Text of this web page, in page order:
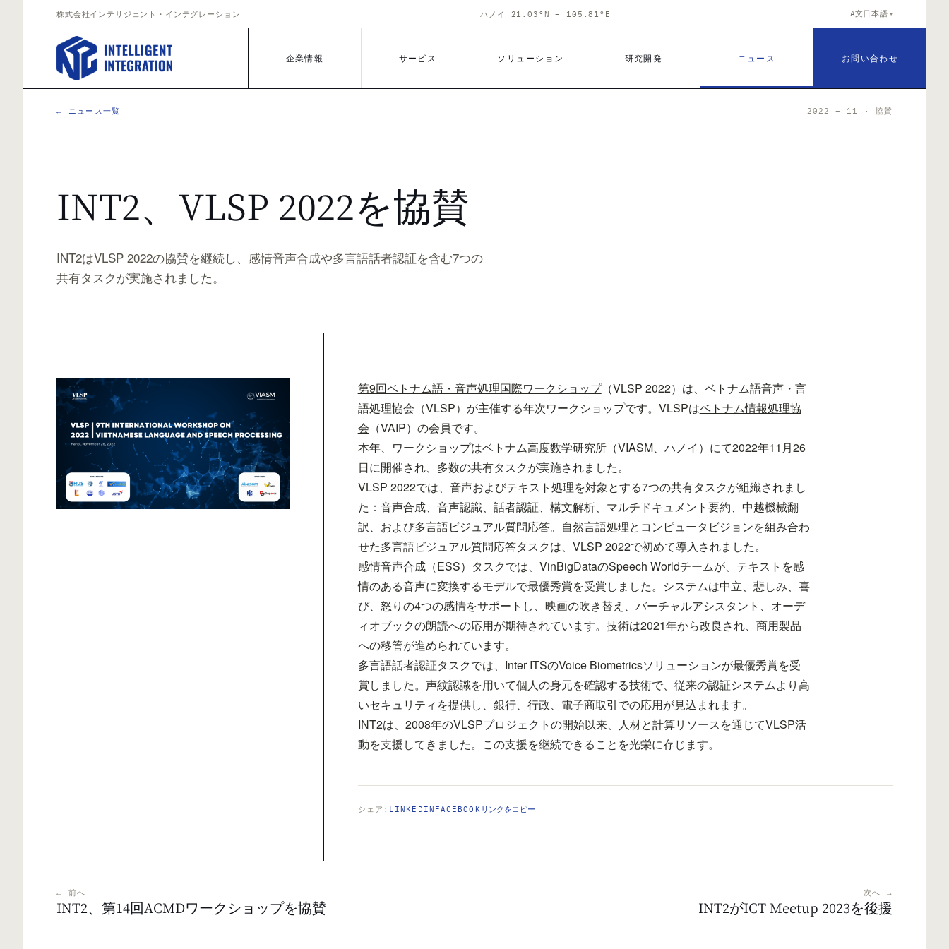
Skip to content
株式会社インテリジェント・インテグレーション ハノイ 21.03°N – 105.81°E A文日本語 ▼
企業情報 サービス ソリューション 研究開発 ニュース お問い合わせ
← ニュース一覧 2022 – 11 · 協賛
INT2、VLSP 2022を協賛
INT2はVLSP 2022の協賛を継続し、感情音声合成や多言語話者認証を含む7つの
共有タスクが実施されました。
第9回ベトナム語・音声処理国際ワークショップ（VLSP 2022）は、ベトナム語音声・言
語処理協会（VLSP）が主催する年次ワークショップです。VLSPはベトナム情報処理協
会 （VAIP）の会員です。
本年、ワークショップはベトナム高度数学研究所（VIASM、ハノイ）にて2022年11月26
日に開催され、多数の共有タスクが実施されました。
VLSP 2022では、音声およびテキスト処理を対象とする7つの共有タスクが組織されまし
た：音声合成、音声認識、話者認証、構文解析、マルチドキュメント要約、中越機械翻
訳、および多言語ビジュアル質問応答。自然言語処理とコンピュータビジョンを組み合わ
せた多言語ビジュアル質問応答タスクは、VLSP 2022で初めて導入されました。
感情音声合成（ESS）タスクでは、VinBigDataのSpeech Worldチームが、テキストを感
情のある音声に変換するモデルで最優秀賞を受賞しました。システムは中立、悲しみ、喜
び、怒りの4つの感情をサポートし、映画の吹き替え、バーチャルアシスタント、オーデ
ィオブックの朗読への応用が期待されています。技術は2021年から改良され、商用製品
への移管が進められています。
多言語話者認証タスクでは、Inter ITSのVoice Biometricsソリューションが最優秀賞を受
賞しました。声紋認識を用いて個人の身元を確認する技術で、従来の認証システムより高
いセキュリティを提供し、銀行、行政、電子商取引での応用が見込まれます。
INT2は、2008年のVLSPプロジェクトの開始以来、人材と計算リソースを通じてVLSP活
動を支援してきました。この支援を継続できることを光栄に存じます。
シェア: LINKEDIN FACEBOOK リンクをコピー
← 前へ
INT2、第14回ACMDワークショップを協賛
次へ →
INT2がICT Meetup 2023を後援